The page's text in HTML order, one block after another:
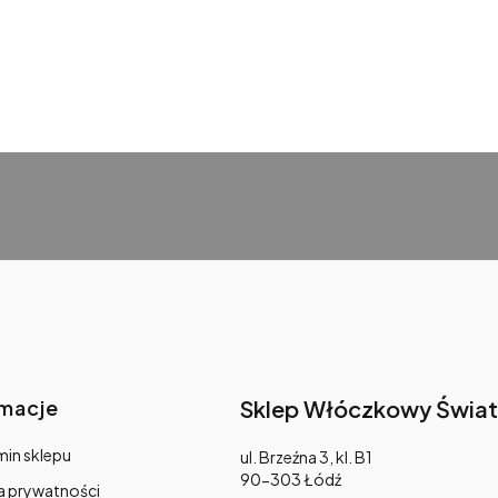
sklepu
prywatności
Sklep Włóczkowy Świat
Adres:
ul. Brzeźna 3, kl. B1
90-303 Łódź